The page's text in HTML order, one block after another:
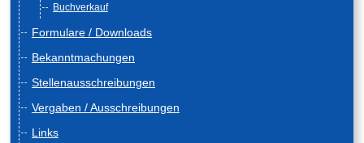
Buchverkauf
Formulare / Downloads
Bekanntmachungen
Stellenausschreibungen
Vergaben / Ausschreibungen
Links